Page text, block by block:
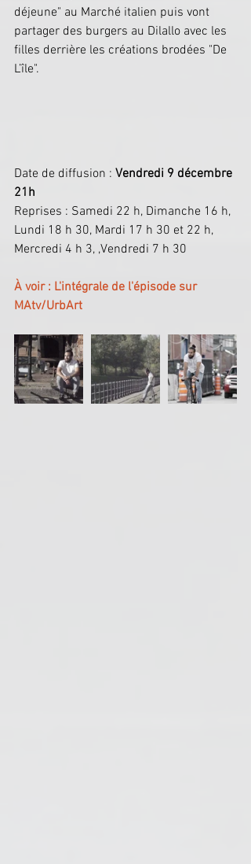
déjeune" au Marché italien puis vont
partager des burgers au Dilallo avec les
filles derrière les créations brodées "De
L’île".
Date de diffusion : Vendredi 9 décembre
21h
Reprises : Samedi 22 h, Dimanche 16 h,
Lundi 18 h 30, Mardi 17 h 30 et 22 h,
Mercredi 4 h 3, ,Vendredi 7 h 30
À voir : L'intégrale de l'épisode sur
MAtv/UrbArt